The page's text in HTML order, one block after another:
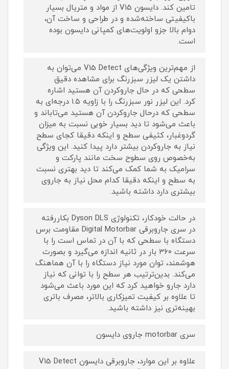
تامین کند. دایسون V15 از مواد و متریال بسیار
باکیفیتی ساخته‌شده و در طراحی و ساخت آن،
دوام بالا جزو اولویت‌های کمپانی دایسون بوده
است.
از مهم‌ترین ویژگی‌های V15 Detect می‌توان به
داشتن یک لیزر سبزرنگ برای مشاهده دقیق
سطحی که در حال جاروکردن آن هستید اشاره
کرد. این لیزر نور سبزرنگ را با زاویه ۱.۵ درجه‌ای به
سطحی که درحال جاروکردن آن هستید می‌تاباند و
باعث می‌شود تا دید بسیار خوبی نسبت به میزان
گردوغبار، کثیفی سطح و اینکه دقیقا کجای سطح
نیاز به جاروکردن بیشتر دارد پیدا کنید. این ویژگی
به‌خصوص روی سطوح سخت مانند پارکت و
سرامیک به شما کمک می‌کند تا دید بهتری نسبت
به سطح و اینکه دقیقا کدام محل نیاز به جاروی
بیشتری دارد داشته باشید.
در حالت خودکار، تکنولوژی Dyson DLS بکاررفته
در سری جاروبرقی Digital Motorbar مقاومت برس
دستگاه با سطحی که با آن در تماس است را با
سرعت ۳۶۰ بار در ثانیه اندازه می‌گیرد و بصورت
هوشمند، توان مورد نیاز دستگاه را با آن هماهنگ
می‌کند. بدین‌ترتیب هر سطح را با توانی که نیاز
دارد جارو خواهید کرد که این مورد باعث می‌شود
تا علاوه بر کیفیت تمیزکاری بالاتر، مصرف باتری
بهینه‌تری نیز داشته باشید.
سری motorbar‌ جاروی دایسون
علاوه بر این موارد، جاروبرقی دایسون V15 Detect